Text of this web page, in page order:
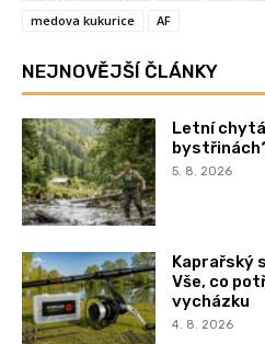
medova kukurice
AF
NEJNOVĚJŠÍ ČLÁNKY
Letní
5. 8. 2026
Kaprařský
Vše, co
vycházku
4. 8. 2026